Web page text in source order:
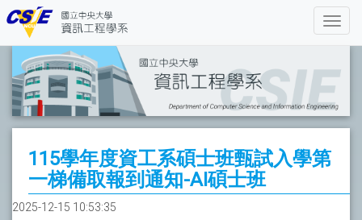
115學年度資工系碩士班甄試入學第
一梯備取報到通知-AI碩士班
2025-12-15 10:53:35